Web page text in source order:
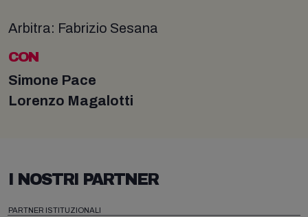
Arbitra: Fabrizio Sesana
CON
Simone Pace
Lorenzo Magalotti
I NOSTRI PARTNER
PARTNER ISTITUZIONALI